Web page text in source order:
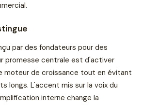
par des fondateurs pour des
promesse centrale est d'activer
moteur de croissance tout en évitant
longs. L'accent mis sur la voix du
interne change la